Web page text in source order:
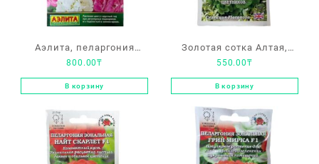
Аэлита, пеларгония
зональная «Рафаэлла
F1» смесь сортов
800.00₸
В корзину
Золотая сотка Алтая,
пеларгония зональная
«Дансер дип Роуз»
550.00₸
В корзину